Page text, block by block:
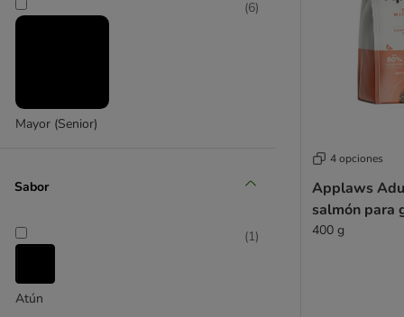
Cat´s Love
Concept for Life
Cosma
Encore
Farmina N&D
Mayor (Senior)
(6)
Sabor
Atún
(1)
4 opciones
Applaws
salmón para
400 g